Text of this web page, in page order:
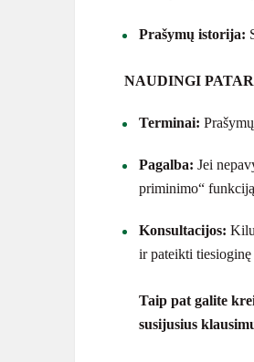
Prašymų istorija:
NAUDINGI
Terminai:
Pagalba: Jei
priminimo“
Konsultacijos:
ir pateikti tiesioginę
Taip pat galite
susijusius